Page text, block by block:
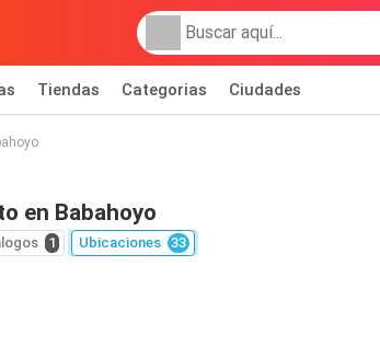
Tiendas Categorias Ciudades
en Babahoyo
1 Ubicaciones 33